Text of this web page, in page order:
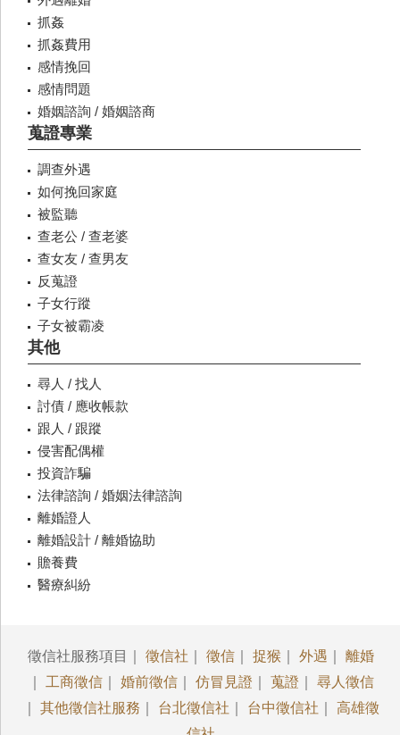
抓姦
抓姦費用
感情挽回
感情問題
婚姻諮詢 / 婚姻諮商
蒐證專業
調查外遇
如何挽回家庭
被監聽
查老公 / 查老婆
查女友 / 查男友
反蒐證
子女行蹤
子女被霸凌
其他
尋人 / 找人
討債 / 應收帳款
跟人 / 跟蹤
侵害配偶權
投資詐騙
法律諮詢 / 婚姻法律諮詢
離婚證人
離婚設計 / 離婚協助
贍養費
醫療糾紛
徵信社服務項目｜ 徵信社 徵信 捉猴 外遇
離婚
工商徵信 婚前徵信 仿冒見證 蒐證
尋人徵信
其他徵信社服務 台北徵信社 台中徵信社
高雄徵